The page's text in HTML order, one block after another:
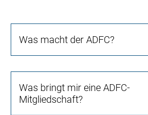
Was macht der ADFC?
Was bringt mir eine ADFC-
Mitgliedschaft?